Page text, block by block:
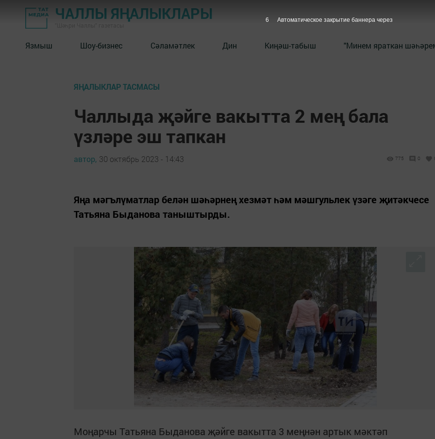
ЧАЛЛЫ ЯҢАЛЫКЛАРЫ
Язмыш Шоу-бизнес Сәламәтлек Дин Киңәш-табыш "Минем яраткан
ЯҢАЛЫКЛАР ТАСМАСЫ
Чаллыда җәйге вакытта 2 мең бала
үзләре эш тапкан
автор, 30 октябрь 2023 - 14:43 775 0
Яңа мәгълүматлар белән шәһәрнең хезмәт һәм мәшгульлек үзәге җитәкчесе
Татьяна Быданова таныштырды.
Моңарчы Татьяна Быданова җәйге вакытта 3 меңнән артык мәктәп
5 Автоматическое закрытие баннера через